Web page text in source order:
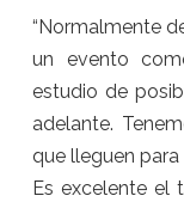
“Normalmente
un evento
estudio de
adelante.
que lleguen
Es excelente el